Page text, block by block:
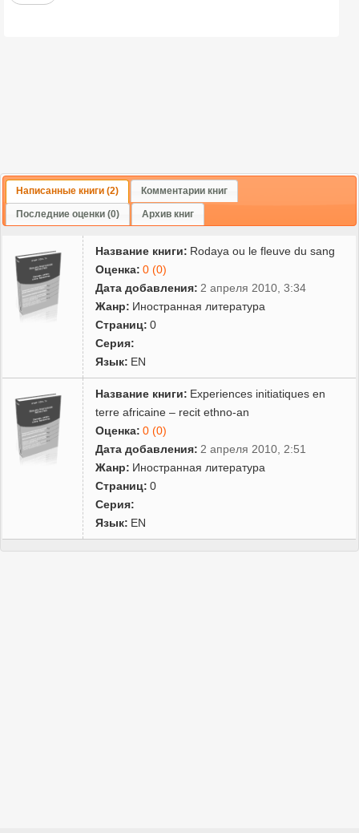
Написанные книги (2) Комментарии книг
Последние оценки (0) Архив книг
Название книги: Rodaya ou le fleuve du sang
Оценка: 0 (0)
Дата добавления: 2 апреля 2010, 3:34
Жанр: Иностранная литература
Страниц: 0
Серия:
Язык: EN
Название книги: Experiences initiatiques en
terre africaine – recit ethno-an
Оценка: 0 (0)
Дата добавления: 2 апреля 2010, 2:51
Жанр: Иностранная литература
Страниц: 0
Серия:
Язык: EN